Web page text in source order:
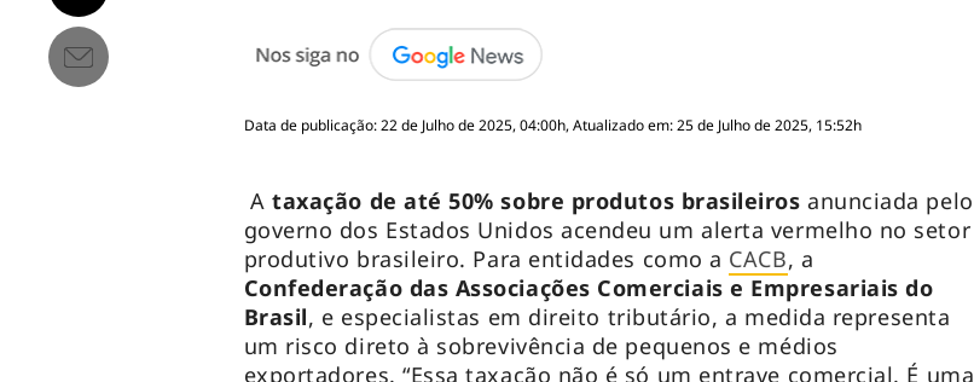
Data de publicação: 22 de Julho de 2025, 04:00h, Atualizado em: 25 de Julho de 2025, 15:52h
A taxação de até 50% sobre produtos brasileiros anunciada pelo
governo dos Estados Unidos acendeu um alerta vermelho no setor
produtivo brasileiro. Para entidades como a CACB, a
Confederação das Associações Comerciais e Empresariais do
Brasil, e especialistas em direito tributário, a medida representa
um risco direto à sobrevivência de pequenos e médios
exportadores. “Essa taxação não é só um entrave comercial. É uma